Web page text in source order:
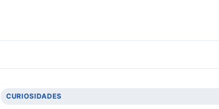
CURIOSIDADES